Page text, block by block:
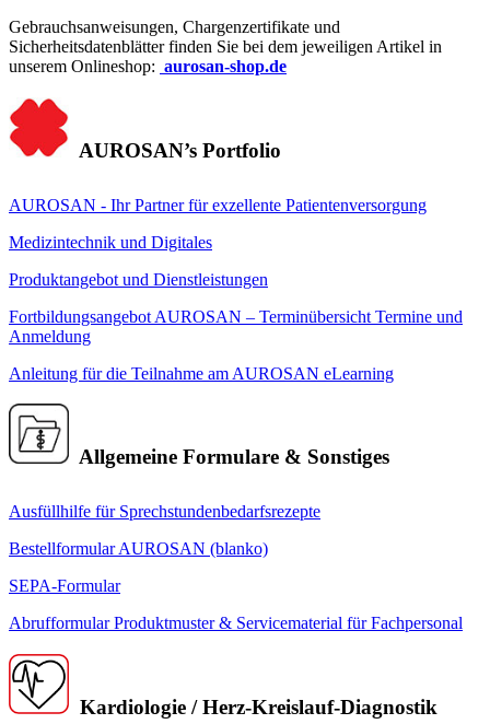
Gebrauchsanweisungen, Chargenzertifikate und
Sicherheitsdatenblätter finden Sie bei dem jeweiligen Artikel in
unserem Onlineshop: aurosan-shop.de
AUROSAN’s Portfolio
AUROSAN - Ihr Partner für exzellente Patientenversorgung
Medizintechnik und Digitales
Produktangebot und Dienstleistungen
Fortbildungsangebot AUROSAN – Terminübersicht Termine und
Anmeldung
Anleitung für die Teilnahme am AUROSAN eLearning
Allgemeine Formulare & Sonstiges
Ausfüllhilfe für Sprechstundenbedarfsrezepte
Bestellformular AUROSAN (blanko)
SEPA-Formular
Abrufformular Produktmuster & Servicematerial für Fachpersonal
Kardiologie / Herz-Kreislauf-Diagnostik